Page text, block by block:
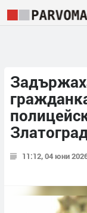
11:12, 04 юни